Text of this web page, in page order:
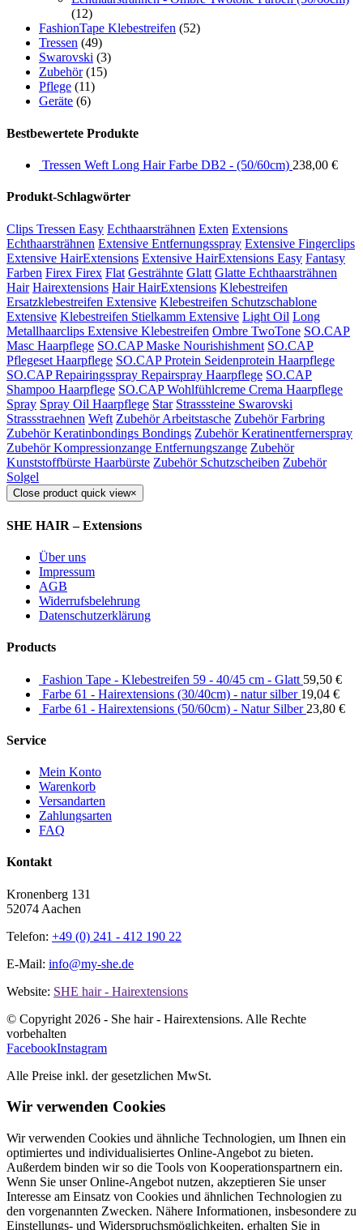
(12)
FashionTape Klebestreifen (52)
Tressen (49)
Swarovski (3)
Zubehör (15)
Pflege (11)
Geräte (6)
Bestbewertete Produkte
Tressen Weft Long Hair Farbe DB2 - (50/60cm) 238,00 €
Produkt-Schlagwörter
Clips Tressen Easy Echthaarsträhnen Exten Extensions
Echthaarsträhnen Extensive Entfernungsspray Extensive Fingerclips
Extensive HairExtensions Extensive HairExtensions Easy Fantasy
Farben Firex Firex Flat Gesträhnte Glatt Glatte Echthaarsträhnen
Hair Hairextensions Hair HairExtensions Klebestreifen
Ersatzklebestreifen Extensive Klebestreifen Schutzschablone
Extensive Klebestreifen Stielkamm Extensive Light Oil Long
Metallhaarclips Extensive Klebestreifen Ombre TwoTone SO.CAP
Masc Haarpflege SO.CAP Maske Nourishishment SO.CAP
Pflegeset Haarpflege SO.CAP Protein Seidenprotein Haarpflege
SO.CAP Repairingsspray Repairspray Haarpflege SO.CAP
Shampoo Haarpflege SO.CAP Wohlfühlcreme Crema Haarpflege
Spray Spray Oil Haarpflege Star Strasssteine Swarovski
Strassstraehnen Weft Zubehör Arbeitstasche Zubehör Farbring
Zubehör Keratinbondings Bondings Zubehör Keratinentfernerspray
Zubehör Kompressionzange Entfernungszange Zubehör
Kunststoffbürste Haarbürste Zubehör Schutzscheiben Zubehör
Solgel
Close product quick view×
SHE HAIR – Extensions
Über uns
Impressum
AGB
Widerrufsbelehrung
Datenschutzerklärung
Products
Fashion Tape - Klebestreifen 59 - 40/45 cm - Glatt 59,50 €
Farbe 61 - Hairextensions (30/40cm) - natur silber 19,04 €
Farbe 61 - Hairextensions (50/60cm) - Natur Silber 23,80 €
Service
Mein Konto
Warenkorb
Versandarten
Zahlungsarten
FAQ
Kontakt
Kronenberg 131
52074 Aachen
Telefon: +49 (0) 241 - 412 190 22
E-Mail: info@my-she.de
Website: SHE hair - Hairextensions
© Copyright 2026 - She hair - Hairextensions. Alle Rechte
vorbehalten
FacebookInstagram
Alle Preise inkl. der gesetzlichen MwSt.
Wir verwenden Cookies
Wir verwenden Cookies und ähnliche Technologien, um Ihnen ein
optimiertes und individualisiertes Online-Angebot zu bieten.
Außerdem binden wir so die Tools von Kooperationspartnern ein.
Wenn Sie unser Online-Angebot nutzen, akzeptieren Sie unser
Interesse am Einsatz von Cookies und ähnlichen Technologien zu
den vorgenannten Zwecken. Nähere Informationen, insbesondere zu
Einstellungs- und Widerspruchsmöglichkeiten, erhalten Sie in